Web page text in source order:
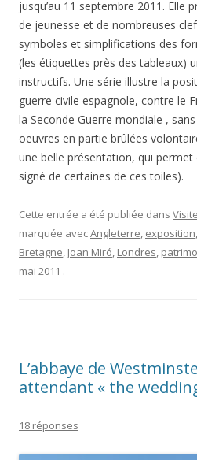
jusqu’au 11 septembre 2011. Elle
de jeunesse et de nombreuses
symboles et simplifications des
(les étiquettes près des tableaux)
instructifs. Une série illustre la
guerre civile espagnole, contre le
la Seconde Guerre mondiale ,
oeuvres en partie brûlées
une belle présentation, qui permet
signé de certaines de ces toiles).
Cette entrée a été publiée dans
marquée avecAngleterre, exposition,
Bretagne, Joan Miró, Londres,
mai 2011 .
L’abbaye de
attendant « the
18 réponses